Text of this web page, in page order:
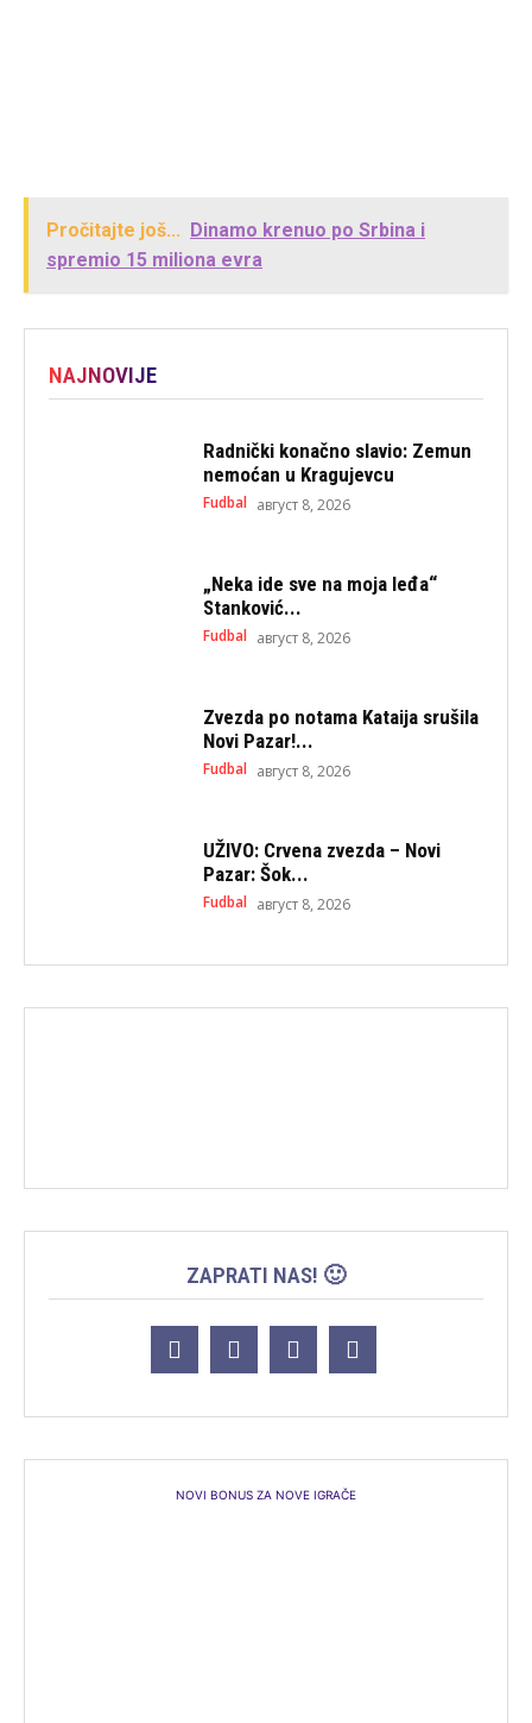
Pročitajte još... Dinamo krenuo po Srbina i
spremio 15 miliona evra
NAJNOVIJE
Radnički konačno slavio: Zemun
nemoćan u Kragujevcu
Fudbal август 8, 2026
„Neka ide sve na moja leđa“
Stanković...
Fudbal август 8, 2026
Zvezda po notama Kataija srušila
Novi Pazar!...
Fudbal август 8, 2026
UŽIVO: Crvena zvezda – Novi
Pazar: Šok...
Fudbal август 8, 2026
ZAPRATI NAS! 🙂
NOVI BONUS ZA NOVE IGRAČE